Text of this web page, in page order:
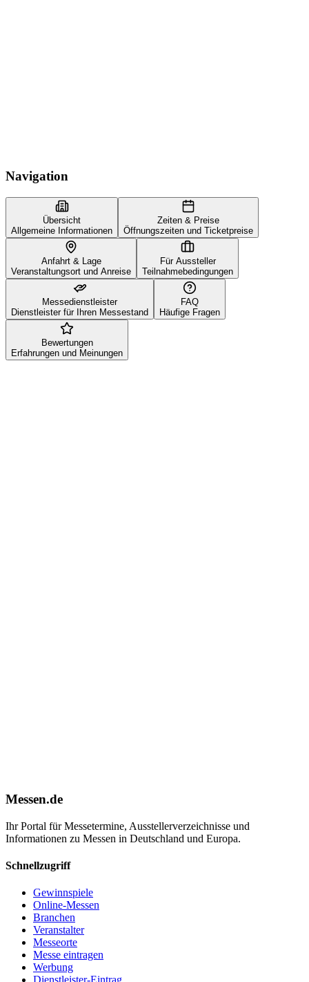
Navigation
Übersicht
Allgemeine Informationen
Zeiten & Preise
Öffnungszeiten und Ticketpreise
Anfahrt & Lage
Veranstaltungsort und Anreise
Für Aussteller
Teilnahmebedingungen
Messedienstleister
Dienstleister für Ihren Messestand
FAQ
Häufige Fragen
Bewertungen
Erfahrungen und Meinungen
Messen.de
Ihr Portal für Messetermine, Ausstellerverzeichnisse und
Informationen zu Messen in Deutschland und Europa.
Schnellzugriff
Gewinnspiele
Online-Messen
Branchen
Veranstalter
Messeorte
Messe eintragen
Werbung